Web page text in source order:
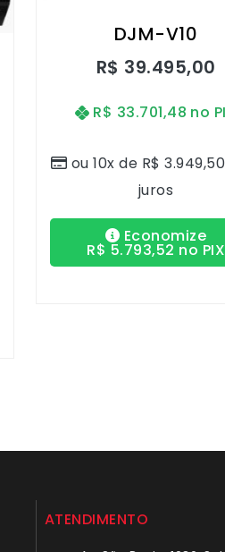
DJM-V10
R$ 39.495,00
ou 10x de R$ 3.949,50
juros
R$ 33.701,48 no
Economize
R$ 5.793,52 no PIX
ATENDIMENTO